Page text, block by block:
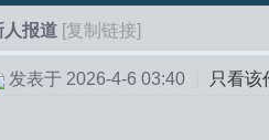
›
人报道 [复制链接]
发表于 2026-4-6 03:40 只看该